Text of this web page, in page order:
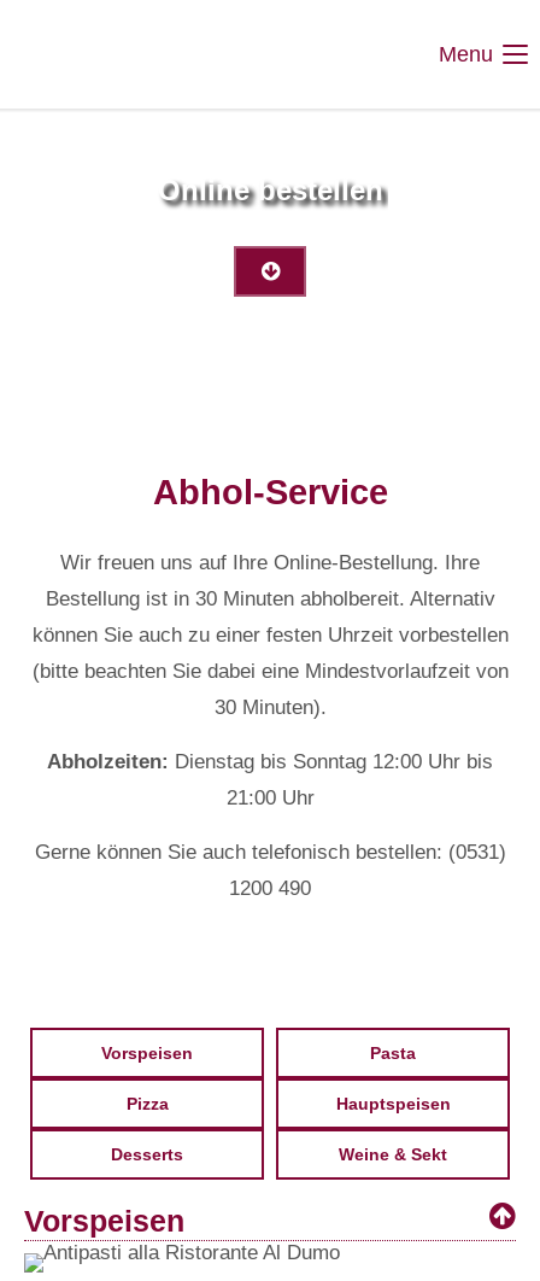
Menu
Online bestellen
Abhol-Service
Wir freuen uns auf Ihre Online-Bestellung. Ihre
Bestellung ist in 30 Minuten abholbereit. Alternativ
können Sie auch zu einer festen Uhrzeit vorbestellen
(bitte beachten Sie dabei eine Mindestvorlaufzeit von
30 Minuten).
Abholzeiten: Dienstag bis Sonntag 12:00 Uhr bis
21:00 Uhr
Gerne können Sie auch telefonisch bestellen: (0531)
1200 490
Vorspeisen Pasta
Pizza Hauptspeisen
Desserts Weine & Sekt
Vorspeisen